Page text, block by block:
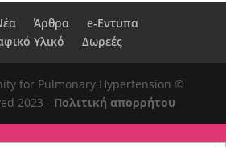
Άρθρα
e-Eντυπα
Υλικό
Δωρεές
for Pulmonary Hypertension ©
2023 - Πολιτική απορρήτου